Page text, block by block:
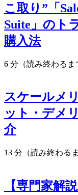
こ取り”「
Suite」のト
購入法
6 分（読み終わるま
スケールメ
ット・デメ
介
13 分（読み終わるま
【専門家解